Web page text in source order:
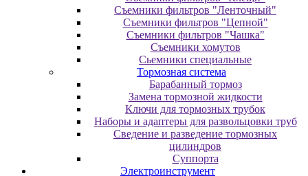
Съемники фильтров "Ленточный"
Съемники фильтров "Цепной"
Съемники фильтров "Чашка"
Съемники хомутов
Сьемники специальные
Тормозная система
Барабанный тормоз
Замена тормозной жидкости
Ключи для тормозных трубок
Наборы и адаптеры для развольцовки труб
Сведение и разведение тормозных
цилиндров
Суппорта
Электроинструмент